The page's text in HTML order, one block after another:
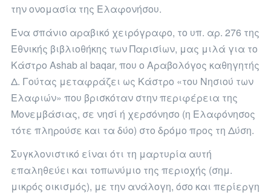
την ονομασία της Ελαφονήσου.
Ένα σπάνιο αραβικό χειρόγραφο, το υπ. αρ. 276 της
Εθνικής βιβλιοθήκης των Παρισίων, μας μιλά για το
Κάστρο Ashab al baqar, που ο Αραβολόγος καθηγητής
Δ. Γούτας μεταφράζει ως Κάστρο «του Νησιού των
Ελαφιών» που βρισκόταν στην περιφέρεια της
Μονεμβάσιας, σε νησί ή χερσόνησο (η Ελαφόνησος
τότε πληρούσε και τα δύο) στο δρόμο προς τη Δύση.
Συγκλονιστικό είναι ότι τη μαρτυρία αυτή
επαληθεύει και τοπωνύμιο της περιοχής (σημ.
μικρός οικισμός), με την ανάλογη, όσο και περίεργη